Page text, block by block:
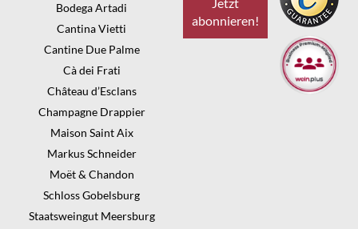
Bodega Artadi
Cantina Vietti
Cantine Due Palme
Cà dei Frati
Château d’Esclans
Champagne Drappier
Maison Saint Aix
Markus Schneider
Moët & Chandon
Schloss Gobelsburg
Staatsweingut Meersburg